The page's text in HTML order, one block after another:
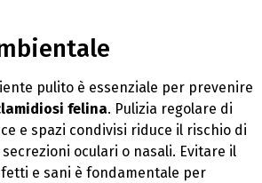
pulito è essenziale per prevenire
felina. Pulizia regolare di
e spazi condivisi riduce il rischio di
oculari o nasali. Evitare il
e sani è fondamentale per